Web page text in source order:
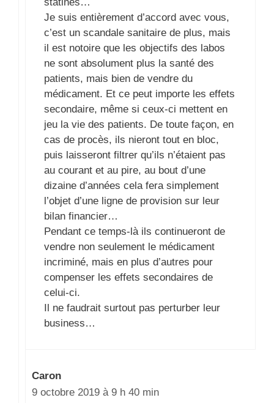
Je suis entièrement d’accord avec vous,
c’est un scandale sanitaire de plus, mais
il est notoire que les objectifs des labos
ne sont absolument plus la santé des
patients, mais bien de vendre du
médicament. Et ce peut importe les effets
secondaire, même si ceux-ci mettent en
jeu la vie des patients. De toute façon, en
cas de procès, ils nieront tout en bloc,
puis laisseront filtrer qu’ils n’étaient pas
au courant et au pire, au bout d’une
dizaine d’années cela fera simplement
l’objet d’une ligne de provision sur leur
bilan financier…
Pendant ce temps-là ils continueront de
vendre non seulement le médicament
incriminé, mais en plus d’autres pour
compenser les effets secondaires de
celui-ci.
Il ne faudrait surtout pas perturber leur
business…
Caron
9 octobre 2019 à 9 h 40 min